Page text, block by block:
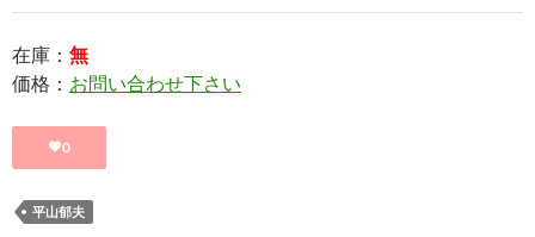
在庫： 無
価格： お問い合わせ下さい
0
平山郁夫